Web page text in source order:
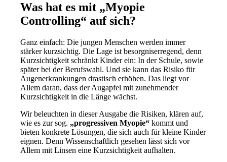
Was hat es mit „Myopie
Controlling“ auf sich?
Ganz einfach: Die jungen Menschen werden immer
stärker kurzsichtig. Die Lage ist besorgniserregend, denn
Kurzsichtigkeit schränkt Kinder ein: In der Schule, sowie
später bei der Berufswahl. Und sie kann das Risiko für
Augenerkrankungen drastisch erhöhen. Das liegt vor
Allem daran, dass der Augapfel mit zunehmender
Kurzsichtigkeit in die Länge wächst.
Wir beleuchten in dieser Ausgabe die Risiken, klären auf,
wie es zur sog. „progressiven Myopie“ kommt und
bieten konkrete Lösungen, die sich auch für kleine Kinder
eignen. Denn Wissenschaftlich gesehen lässt sich vor
Allem mit Linsen eine Kurzsichtigkeit aufhalten.